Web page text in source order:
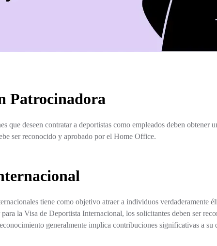
Patrocinadora
que deseen contratar a deportistas como empleados deben obtener
ser reconocido y aprobado por el Home Office.
tiene como objetivo atraer a individuos verdaderamente
la Visa de Deportista Internacional, los solicitantes deben ser
generalmente implica contribuciones significativas a su